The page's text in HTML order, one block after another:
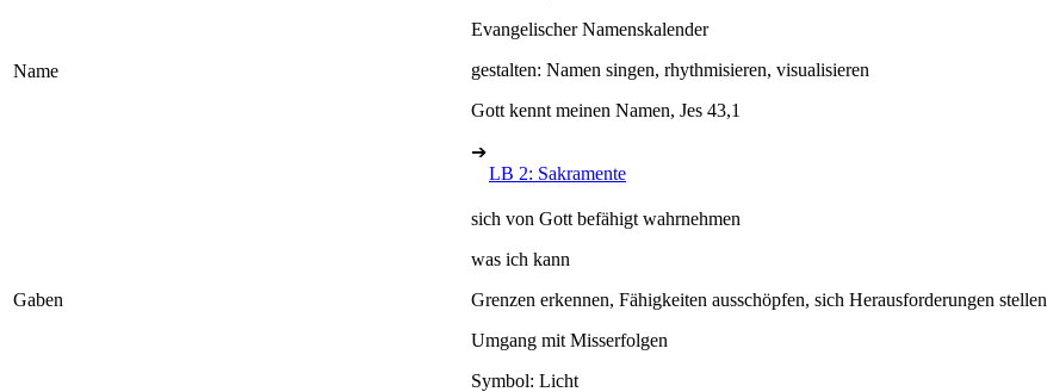
Name
Evangelischer Namenskalender
gestalten: Namen singen, rhythmisieren, visualisieren
Gott kennt meinen Namen, Jes 43,1
➔
LB 2: Sakramente
Gaben
sich von Gott befähigt wahrnehmen
was ich kann
Grenzen erkennen, Fähigkeiten ausschöpfen, sich Herausforderungen stellen
Umgang mit Misserfolgen
Symbol: Licht